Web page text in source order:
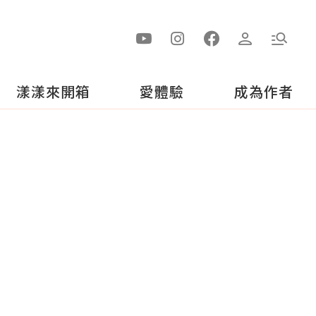
漾漾來開箱 愛體驗 成為作者